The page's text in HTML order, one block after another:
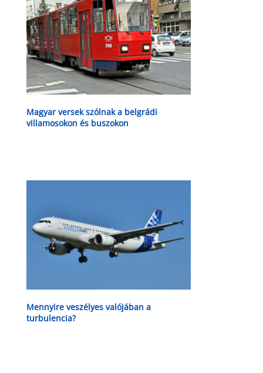
Magyar versek szólnak a belgrádi
villamosokon és buszokon
Mennyire veszélyes valójában a
turbulencia?